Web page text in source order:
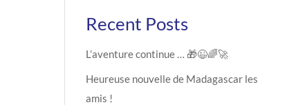
Recent Posts
L’aventure continue … 🎁😉🌈🚀
Heureuse nouvelle de Madagascar les
amis !